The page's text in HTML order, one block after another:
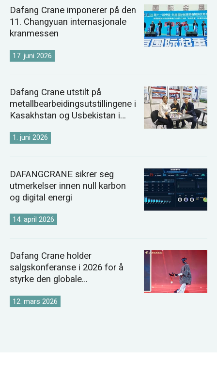
Dafang Crane imponerer på den
11. Changyuan internasjonale
kranmessen
17. juni 2026
Dafang Crane utstilt på
metallbearbeidingsutstillingene i
Kasakhstan og Usbekistan i
1. juni 2026
DAFANGCRANE sikrer seg
utmerkelser innen null karbon
og digital energi
14. april 2026
Dafang Crane holder
salgskonferanse i 2026 for å
styrke den globale
12. mars 2026